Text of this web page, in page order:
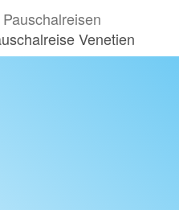
Pauschalreisen
Venetien